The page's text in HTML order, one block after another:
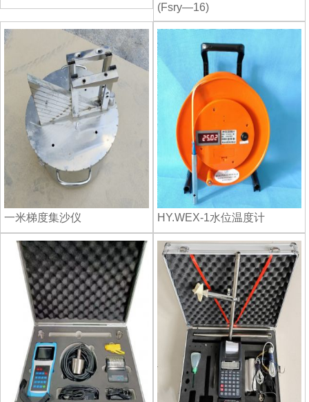
(Fsry—16)
一米梯度集沙仪 HY.WEX-1水位温度计